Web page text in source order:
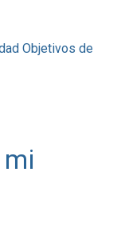
Objetivos de